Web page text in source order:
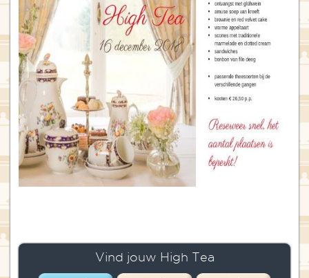
Vind jouw High Tea